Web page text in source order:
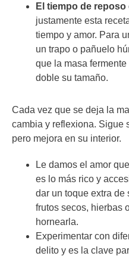
El tiempo de
justamente esta
tiempo y amor. Para
un trapo o pañuelo
que la masa
doble su tamaño.
Cada vez que se deja la
cambia y reflexiona. Sigue
pero mejora en su interior.
Le damos el amor
es lo más rico y
dar un toque extra de
frutos secos, hierbas
hornearla.
Experimentar con
delito y es la clave